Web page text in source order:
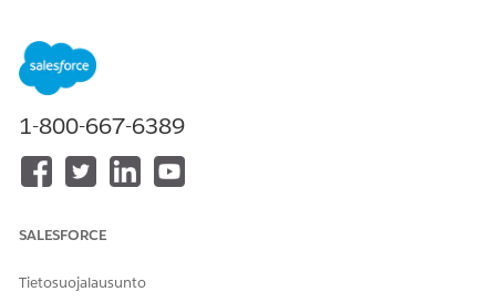
Etsi ja avaa sovelluskäynnistimestä
Napsauta
Kirjoita kustannustyypin nimi.
voimaanastumispäivän, voimaanastumispäivän ja
kuvauksen.
Tallenna muutokset.
1-800-667-6389
SALESFORCE
Tietosuojalausunto